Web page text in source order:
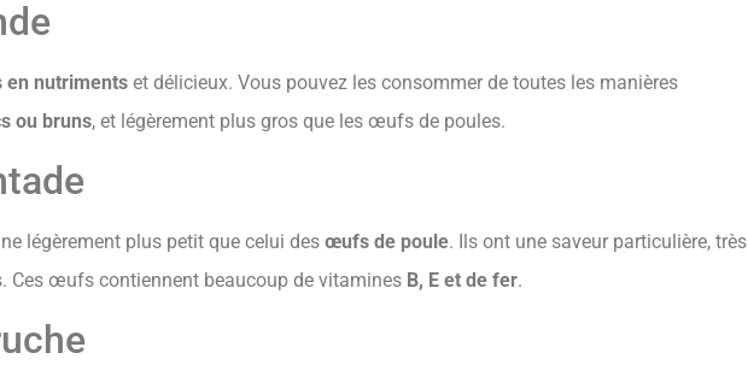
en nutriments et délicieux. Vous pouvez les consommer de toutes les manières
ou bruns, et légèrement plus gros que les œufs de poules.
légèrement plus petit que celui des œufs de poule. Ils ont une saveur particulière, très
Ces œufs contiennent beaucoup de vitamines B, E et de fer.